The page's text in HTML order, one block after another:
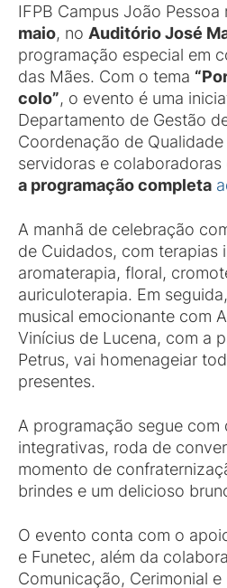
IFPB Campus João Pessoa
maio, no Auditório José
programação especial em
das Mães. Com o tema
colo”, o evento é uma
Departamento de Gestão
Coordenação de
servidoras e colaboradoras
a programação completa
A manhã de celebração
de Cuidados, com terapias
aromaterapia, floral,
auriculoterapia. Em
musical emocionante com
Vinícius de Lucena, com a
Petrus, vai homenageiar
presentes.
A programação segue com
integrativas, roda de
momento de
brindes e um delicioso
O evento conta com o
e Funetec, além da
Comunicação, Cerimonial